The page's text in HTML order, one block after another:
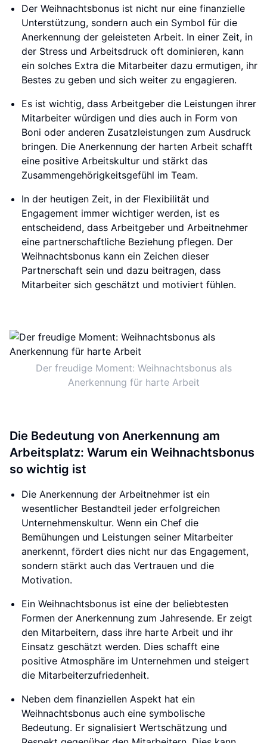
Der Weihnachtsbonus ist nicht nur eine finanzielle
Unterstützung, sondern auch ein Symbol für die
Anerkennung der geleisteten Arbeit. In einer Zeit, in
der Stress und Arbeitsdruck oft dominieren, kann
ein solches Extra die Mitarbeiter dazu ermutigen, ihr
Bestes zu geben und sich weiter zu engagieren.
Es ist wichtig, dass Arbeitgeber die Leistungen ihrer
Mitarbeiter würdigen und dies auch in Form von
Boni oder anderen Zusatzleistungen zum Ausdruck
bringen. Die Anerkennung der harten Arbeit schafft
eine positive Arbeitskultur und stärkt das
Zusammengehörigkeitsgefühl im Team.
In der heutigen Zeit, in der Flexibilität und
Engagement immer wichtiger werden, ist es
entscheidend, dass Arbeitgeber und Arbeitnehmer
eine partnerschaftliche Beziehung pflegen. Der
Weihnachtsbonus kann ein Zeichen dieser
Partnerschaft sein und dazu beitragen, dass
Mitarbeiter sich geschätzt und motiviert fühlen.
Der freudige Moment: Weihnachtsbonus als
Anerkennung für harte Arbeit
Die Bedeutung von Anerkennung am
Arbeitsplatz: Warum ein Weihnachtsbonus
so wichtig ist
Die Anerkennung der Arbeitnehmer ist ein
wesentlicher Bestandteil jeder erfolgreichen
Unternehmenskultur. Wenn ein Chef die
Bemühungen und Leistungen seiner Mitarbeiter
anerkennt, fördert dies nicht nur das Engagement,
sondern stärkt auch das Vertrauen und die
Motivation.
Ein Weihnachtsbonus ist eine der beliebtesten
Formen der Anerkennung zum Jahresende. Er zeigt
den Mitarbeitern, dass ihre harte Arbeit und ihr
Einsatz geschätzt werden. Dies schafft eine
positive Atmosphäre im Unternehmen und steigert
die Mitarbeiterzufriedenheit.
Neben dem finanziellen Aspekt hat ein
Weihnachtsbonus auch eine symbolische
Bedeutung. Er signalisiert Wertschätzung und